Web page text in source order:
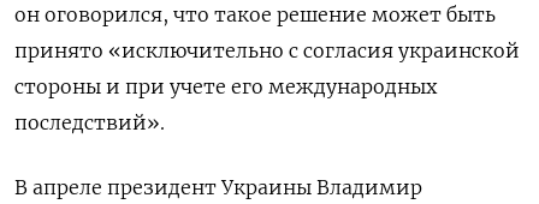
он оговорился, что такое решение может быть
принято «исключительно с согласия украинской
стороны и при учете его международных
последствий».
В апреле президент Украины Владимир